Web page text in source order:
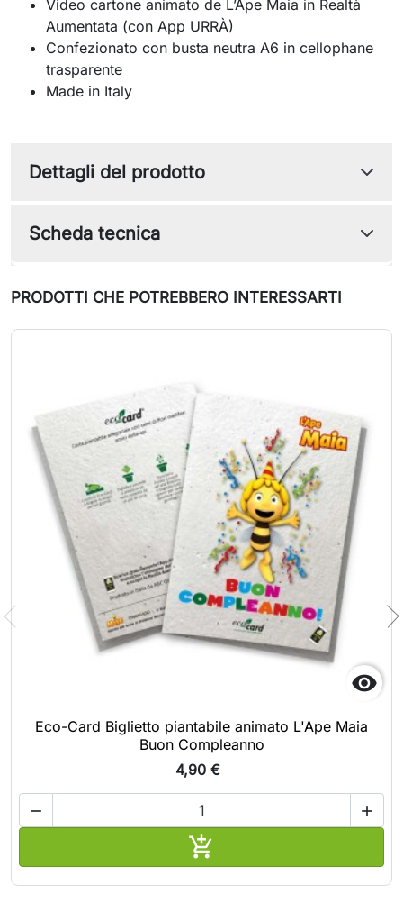
Video cartone animato de L’Ape Maia in Realtà
Aumentata (con App URRÀ)
Confezionato con busta neutra A6 in cellophane
trasparente
Made in Italy
Dettagli del prodotto
Scheda tecnica
PRODOTTI CHE POTREBBERO INTERESSARTI

Eco-Card Biglietto piantabile animato L'Ape Maia
Buon Compleanno
4,90 €
 
